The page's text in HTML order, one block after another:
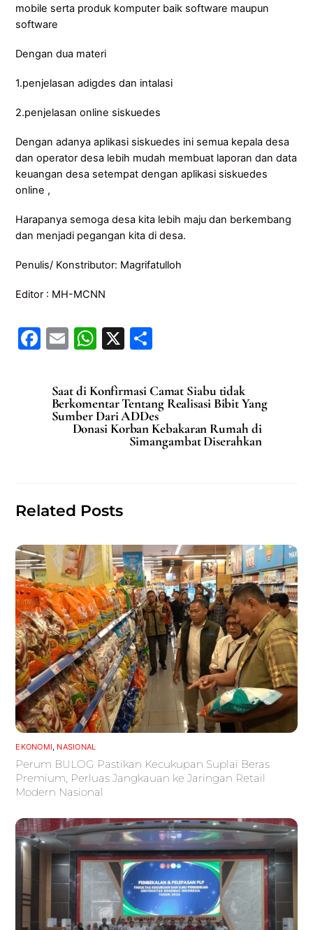
mobile serta produk komputer baik software maupun
software
Dengan dua materi
1.penjelasan adigdes dan intalasi
2.penjelasan online siskuedes
Dengan adanya aplikasi siskuedes ini semua kepala desa
dan operator desa lebih mudah membuat laporan dan data
keuangan desa setempat dengan aplikasi siskuedes
online ,
Harapanya semoga desa kita lebih maju dan berkembang
dan menjadi pegangan kita di desa.
Penulis/ Konstributor: Magrifatulloh
Editor : MH-MCNN
F
c
e
b
E
ai
l
W
at
s
A
X
ar
e
Saat di Konfirmasi Camat Siabu tidak
Berkomentar Tentang Realisasi Bibit Yang
Sumber Dari ADDes
Donasi Korban Kebakaran Rumah di
Simangambat Diserahkan
Related Posts
EKONOMI, NASIONAL
Perum BULOG Pastikan Kecukupan Suplai Beras
Premium, Perluas Jangkauan ke Jaringan Retail
Modern Nasional